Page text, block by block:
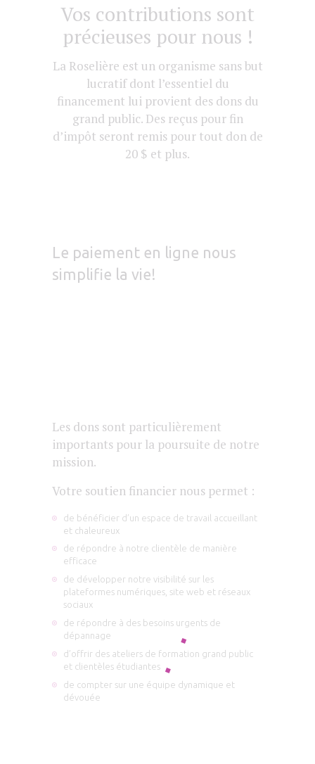
Vos contributions sont
précieuses pour nous !
La Roselière est un organisme sans but
lucratif dont l’essentiel du
financement lui provient des dons du
grand public. Des reçus pour fin
d’impôt seront remis pour tout don de
20 $ et plus.
Le paiement en ligne nous
simplifie la vie!
Les dons sont particulièrement
importants pour la poursuite de notre
mission.
Votre soutien financier nous permet :
de bénéficier d’un espace de travail accueillant
et chaleureux
de répondre à notre clientèle de manière
efficace
de développer notre visibilité sur les
plateformes numériques, site web et réseaux
sociaux
de répondre à des besoins urgents de
dépannage
d’offrir des ateliers de formation grand public
et clientèles étudiantes
de compter sur une équipe dynamique et
dévouée